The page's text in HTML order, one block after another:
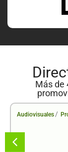
Más de
Audiovisuales /